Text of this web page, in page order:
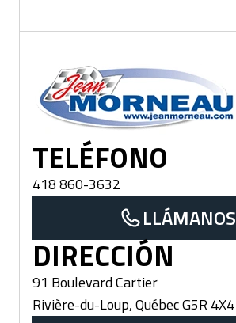
Rivière-du-Loup
TELÉFONO
418 860-3632
LLÁMANOS
DIRECCIÓN
91 Boulevard Cartier
Rivière-du-Loup,QuébecG5R 4X4